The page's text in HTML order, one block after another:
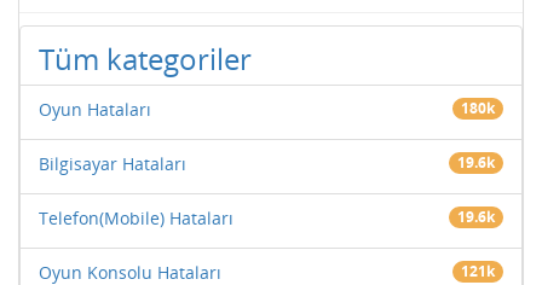
Tüm kategoriler
Oyun Hataları 180k
Bilgisayar Hataları 19.6k
Telefon(Mobile) Hataları 19.6k
Oyun Konsolu Hataları 121k